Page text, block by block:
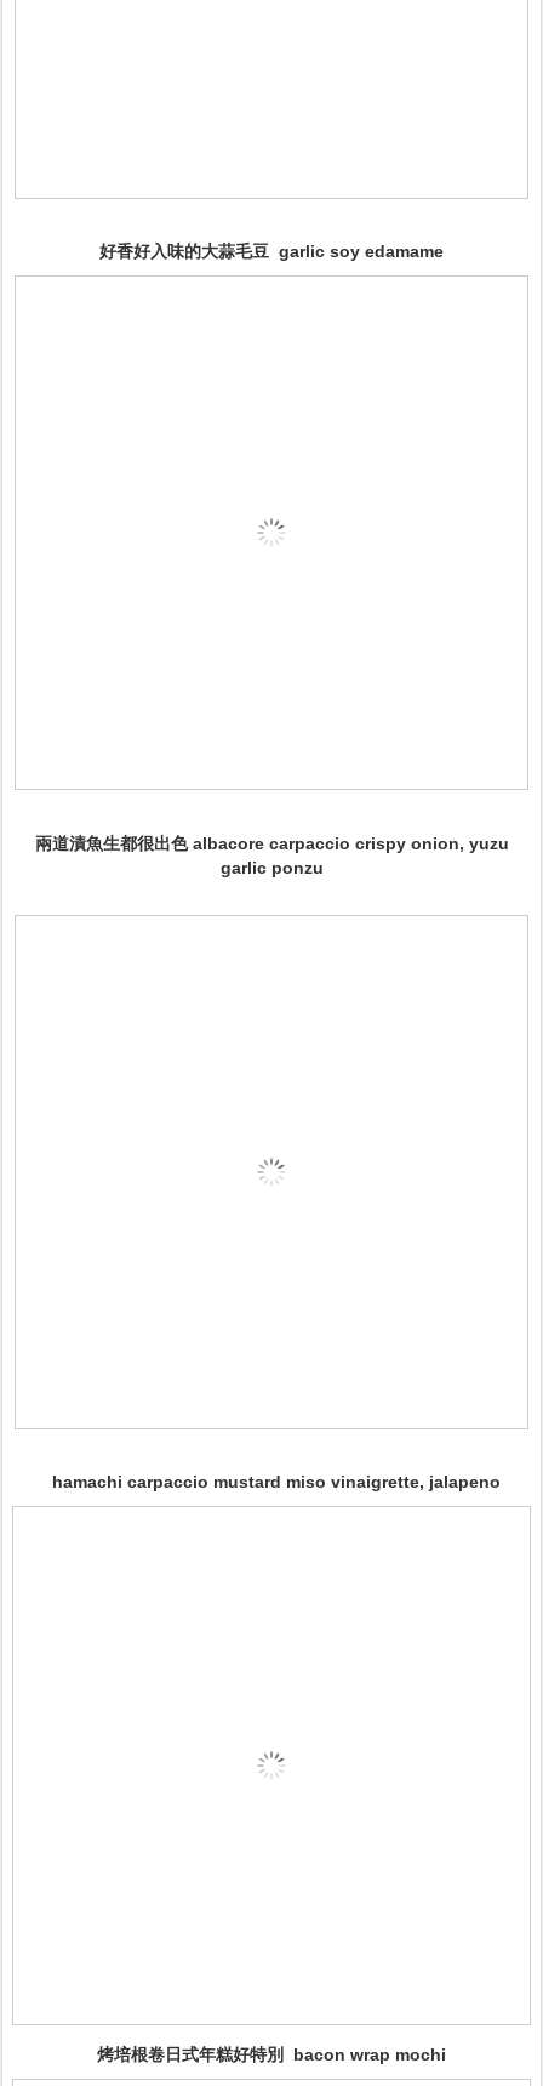
好香好入味的大蒜毛豆 garlic soy edamame
兩道漬魚生都很出色albacore carpaccio crispy onion, yuzu
garlic ponzu
hamachi carpaccio mustard miso vinaigrette, jalapeno
烤培根卷日式年糕好特別 bacon wrap mochi